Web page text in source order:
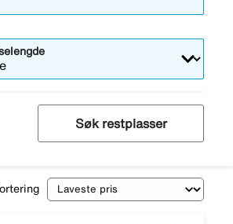
Søk restplasser